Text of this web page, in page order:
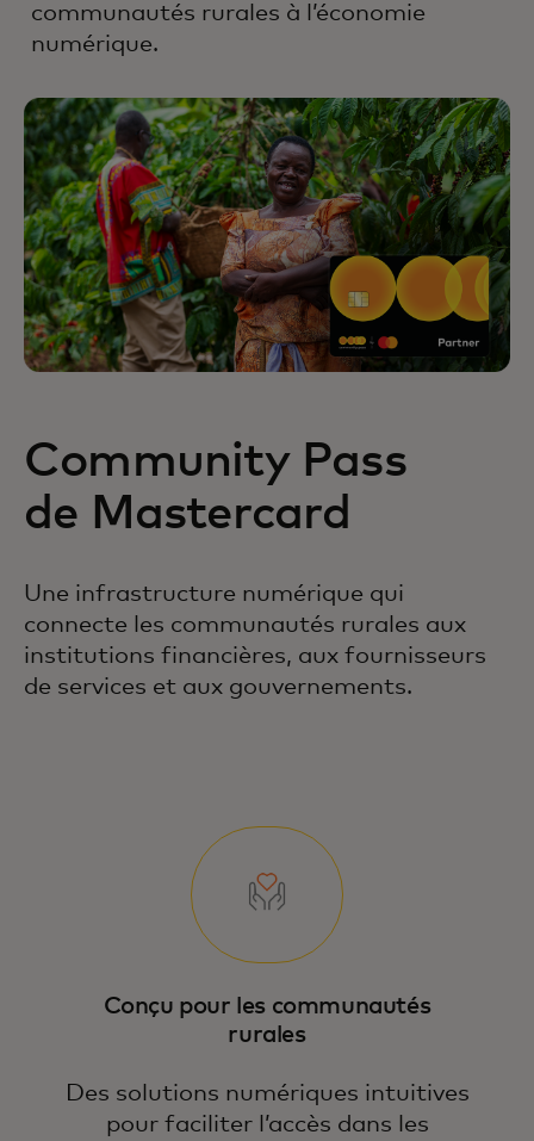
communautés rurales à l’économie
numérique.
Community Pass
de Mastercard
Une infrastructure numérique qui
connecte les communautés rurales aux
institutions financières, aux fournisseurs
de services et aux gouvernements.
Conçu pour les communautés
rurales
Des solutions numériques intuitives
pour faciliter l’accès dans les